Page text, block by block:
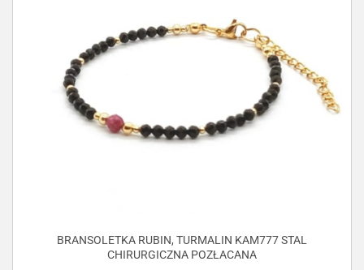
BRANSOLETKA RUBIN, TURMALIN KAM777 STAL
CHIRURGICZNA POZŁACANA